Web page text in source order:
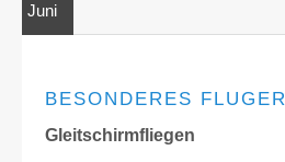
Juni
BESONDERES
Gleitschirmfliegen